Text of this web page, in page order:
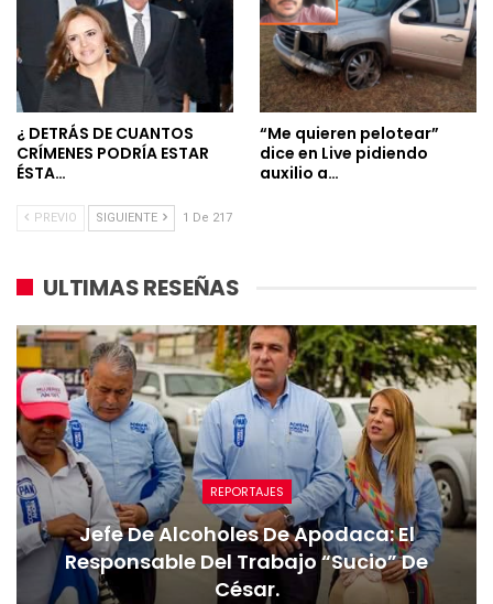
¿ DETRÁS DE CUANTOS
CRÍMENES PODRÍA ESTAR
ÉSTA…
“Me quieren pelotear”
dice en Live pidiendo
auxilio a…
PREVIO SIGUIENTE 1 De 217
ULTIMAS RESEÑAS
REPORTAJES
Jefe De Alcoholes De Apodaca: El
Responsable Del Trabajo “sucio” De
César.